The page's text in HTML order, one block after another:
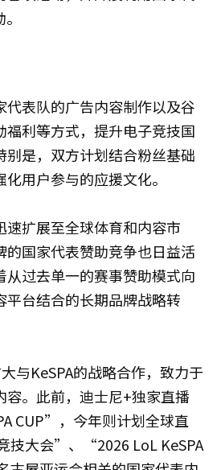
代表队的广告内容制作以及谷
福利等方式，提升电子竞技国
别是，双方计划结合粉丝基础
用户参与的应援文化。
速扩展至全球体育和内容市
的国家代表赞助竞争也日益活
从过去单一的赛事赞助模式向
平台结合的长期品牌战略转
与KeSPA的战略合作，致力于
容。此前，迪士尼+独家直播
CUP”，今年则计划全球直
技大会”、“2026 LoL KeSPA